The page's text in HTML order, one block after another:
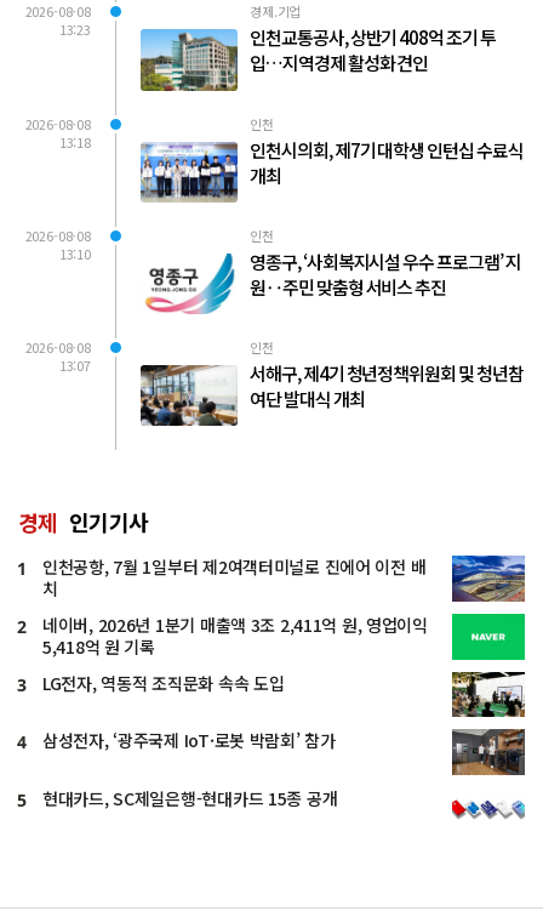
2026-08-08
13:23
경제.기업
인천교통공사, 상반기 408억 조기 투
입…지역경제 활성화 견인
2026-08-08
13:18
인천
인천시의회, 제7기 대학생 인턴십 수료식
개최
2026-08-08
13:10
인천
영종구, ‘사회복지시설 우수 프로그램’ 지
원‥주민 맞춤형 서비스 추진
2026-08-08
13:07
인천
서해구, 제4기 청년정책위원회 및 청년참
여단 발대식 개최
경제 인기기사
1
인천공항, 7월 1일부터 제2여객터미널로 진에어 이전 배
치
2
네이버, 2026년 1분기 매출액 3조 2,411억 원, 영업이익
5,418억 원 기록
3 LG전자, 역동적 조직문화 속속 도입
4 삼성전자, ‘광주국제 IoT·로봇 박람회’ 참가
5 현대카드, SC제일은행-현대카드 15종 공개